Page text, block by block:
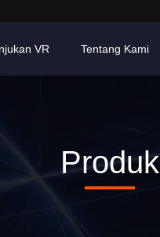
VR Tentang Kami
Produk